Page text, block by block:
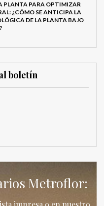
PLANTA PARA OPTIMIZAR
¿CÓMO SE ANTICIPA LA
DE LA PLANTA BAJO
boletín
Metroflor: